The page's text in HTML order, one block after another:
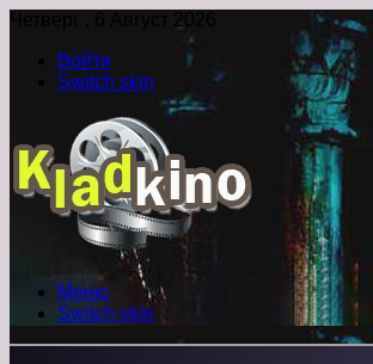
Четверг , 6 Август 2026
Войти
Switch skin
Меню
Switch skin